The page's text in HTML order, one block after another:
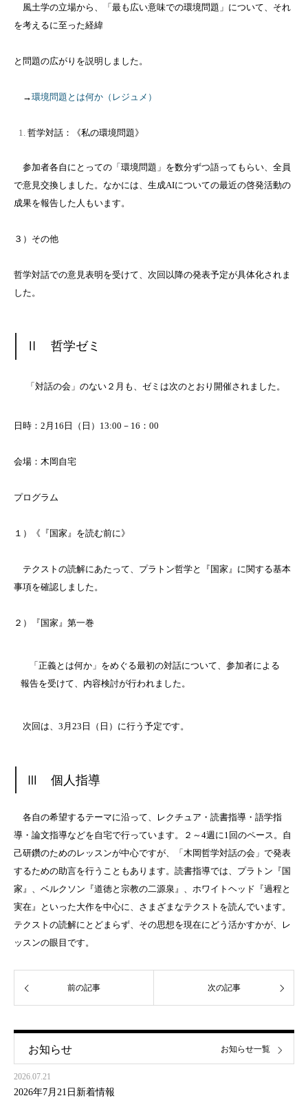
風土学の立場から、「最も広い意味での環境問題」について、それ
を考えるに至った経緯
と問題の広がりを説明しました。
→環境問題とは何か（レジュメ）
哲学対話：《私の環境問題》
参加者各自にとっての「環境問題」を数分ずつ語ってもらい、全員
で意見交換しました。なかには、生成AIについての最近の啓発活動の
成果を報告した人もいます。
３）その他
哲学対話での意見表明を受けて、次回以降の発表予定が具体化されま
した。
Ⅱ 哲学ゼミ
「対話の会」のない２月も、ゼミは次のとおり開催されました。
日時： 2 月 16 日（日） 13:00 － 16 ： 00
会場：木岡自宅
プログラム
１）《『国家』を読む前に》
テクストの読解にあたって、プラトン哲学と『国家』に関する基本
事項を確認しました。
２）『国家』第一巻
「正義とは何か」をめぐる最初の対話について、参加者による
報告を受けて、内容検討が行われました。
次回は、 3 月 23 日（日）に行う予定です。
Ⅲ 個人指導
各自の希望するテーマに沿って、レクチュア・読書指導・語学指
導・論文指導などを自宅で行っています。２～4週に1 回のペース。自
己研鑽のためのレッスンが中心ですが、「木岡哲学対話の会」で発表
するための助言を行うこともあります。読書指導では、プラトン『国
家』、ベルクソン『道徳と宗教の二源泉』、ホワイトヘッド『過程と
実在』といった大作を中心に、さまざまなテクストを読んでいます。
テクストの読解にとどまらず、その思想を現在にどう活かすかが、レ
ッスンの眼目です。
前の記事 次の記事
お知らせ
2026.07.21
2026年7月21日新着情報
お知らせ一覧